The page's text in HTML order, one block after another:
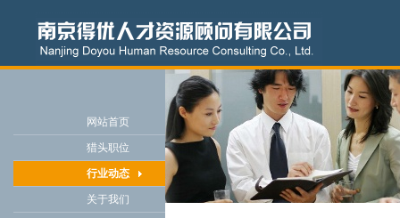
网站首页
猎头职位
行业动态
关于我们